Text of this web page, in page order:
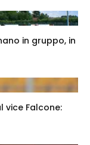
in gruppo, in
vice Falcone: